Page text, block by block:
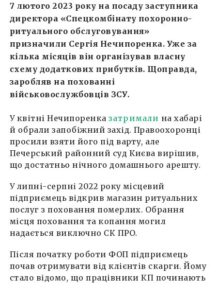
7 лютого 2023 року на посаду заступника
директора «Спецкомбінату похоронно-
ритуального обслуговування»
призначили Сергія Нечипоренка. Уже за
кілька місяців він організував власну
схему додаткових прибутків. Щоправда,
заробляв на похованні
військовослужбовців ЗСУ.
У квітні Нечипоренказатримали на хабарі
й обрали запобіжний захід. Правоохоронці
просили взяти його під варту, але
Печерський районний суд Києва вирішив,
що достатньо нічного домашнього арешту.
У липні-серпні 2022 року місцевий
підприємець відкрив магазин ритуальних
послуг з поховання померлих. Обрання
місця поховання та копання могил
надається виключно СК ПРО.
Після початку роботи ФОП підприємець
почав отримувати від клієнтів скарги. Йому
стало відомо, що працівники КП починають